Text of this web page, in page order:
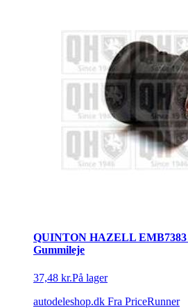
QUINTON HAZELL EMB7383
Gummileje
37,48 kr.På lager
autodeleshop.dk Fra PriceRunner